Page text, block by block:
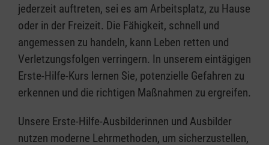
jederzeit auftreten, sei es am Arbeitsplatz, zu Hause
oder in der Freizeit. Die Fähigkeit, schnell und
angemessen zu handeln, kann Leben retten und
Verletzungsfolgen verringern. In unserem eintägigen
Erste-Hilfe-Kurs lernen Sie, potenzielle Gefahren zu
erkennen und die richtigen Maßnahmen zu ergreifen.
Unsere Erste-Hilfe-Ausbilderinnen und Ausbilder
nutzen moderne Lehrmethoden, um sicherzustellen,